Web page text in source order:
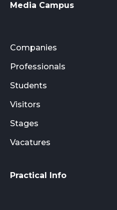
Media Campus
Companies
Professionals
Students
Visitors
Stages
Vacatures
Practical Info